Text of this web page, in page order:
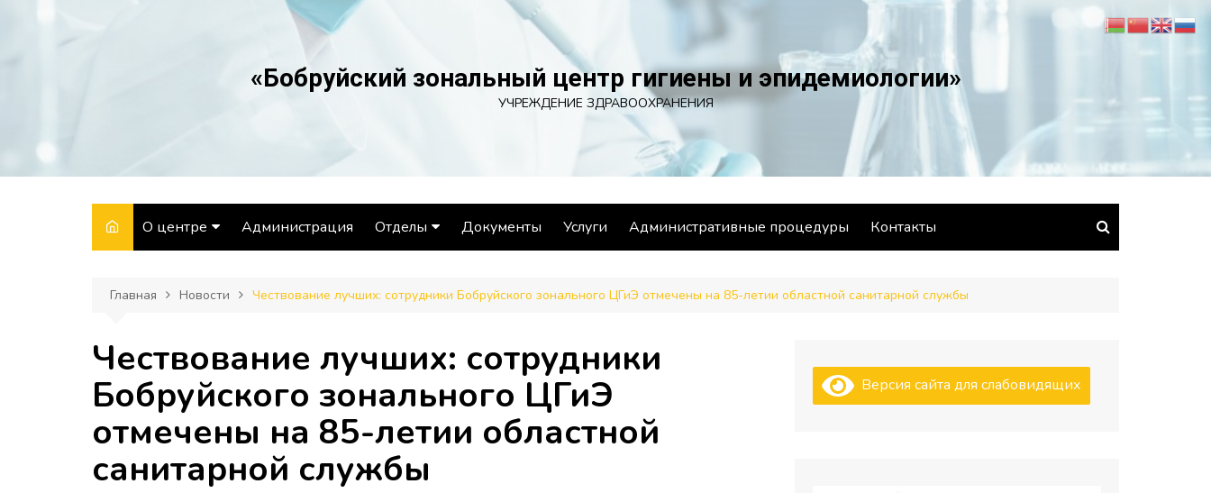
«Бобруйский зональный центр гигиены и эпидемиологии»
УЧРЕЖДЕНИЕ ЗДРАВООХРАНЕНИЯ
О центре
Направления
История
Вакансии
Администрация Отделы
Отдел гигиены
Отдел общественного
здоровья и социально-
гигиенического
Документы Услуги Административные процедуры Контакты
Главная Новости Чествование лучших: сотрудники Бобруйского зонального ЦГиЭ отмечены на 85-летии областной санитарной службы
Чествование лучших: сотрудники
Бобруйского зонального ЦГиЭ
отмечены на 85-летии областной
санитарной службы
Версия сайта для слабовидящих